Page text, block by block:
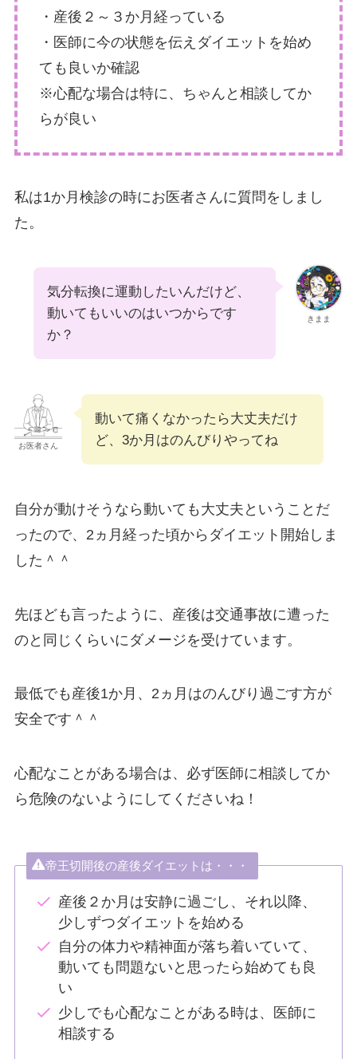
・産後２～３か月経っている
・医師に今の状態を伝えダイエットを始め
ても良いか確認
※心配な場合は特に、ちゃんと相談してか
らが良い
私は1か月検診の時にお医者さんに質問をしまし
た。
きまま
気分転換に運動したいんだけど、
動いてもいいのはいつからです
か？
お医者さん
動いて痛くなかったら大丈夫だけ
ど、3か月はのんびりやってね
自分が動けそうなら動いても大丈夫ということだ
ったので、2ヵ月経った頃からダイエット開始しま
した＾＾
先ほども言ったように、産後は交通事故に遭った
のと同じくらいにダメージを受けています。
最低でも産後1か月、2ヵ月はのんびり過ごす方が
安全です＾＾
心配なことがある場合は、必ず医師に相談してか
ら危険のないようにしてくださいね！
帝王切開後の産後ダイエットは・・・
産後２か月は安静に過ごし、それ以降、
少しずつダイエットを始める
自分の体力や精神面が落ち着いていて、
動いても問題ないと思ったら始めても良
い
少しでも心配なことがある時は、医師に
相談する